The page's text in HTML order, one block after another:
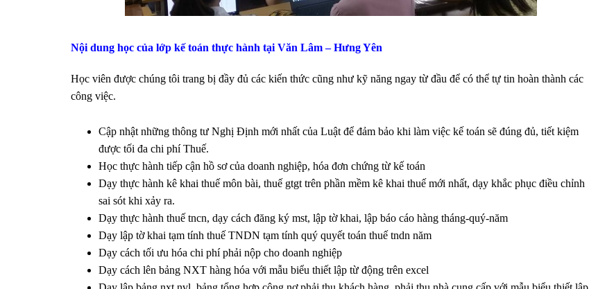
Nội dung học của lớp kế toán thực hành tại Văn Lâm – Hưng Yên
Học viên được chúng tôi trang bị đầy đủ các kiến thức cũng như kỹ năng ngay từ đầu để có thể tự tin hoàn thành các
công việc.
Cập nhật những thông tư Nghị Định mới nhất của Luật để đảm bảo khi làm việc kế toán sẽ đúng đủ, tiết kiệm
được tối đa chi phí Thuế.
Học thực hành tiếp cận hồ sơ của doanh nghiệp, hóa đơn chứng từ kế toán
Dạy thực hành kê khai thuế môn bài, thuế gtgt trên phần mềm kê khai thuế mới nhất, dạy khắc phục điều chỉnh
sai sót khi xảy ra.
Dạy thực hành thuế tncn, dạy cách đăng ký mst, lập tờ khai, lập báo cáo hàng tháng-quý-năm
Dạy lập tờ khai tạm tính thuế TNDN tạm tính quý quyết toán thuế tndn năm
Dạy cách tối ưu hóa chi phí phải nộp cho doanh nghiệp
Dạy cách lên bảng NXT hàng hóa với mẫu biểu thiết lập từ động trên excel